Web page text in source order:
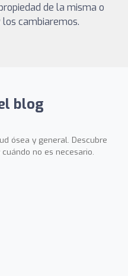
de la misma o
cambiaremos.
blog
ósea y general. Descubre
no es necesario.